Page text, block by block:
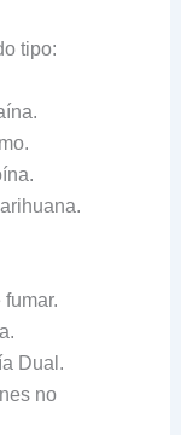
tipo:
Dual.
no